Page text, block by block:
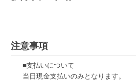
注意事項
■支払いについて
当日現金支払いのみとなります。